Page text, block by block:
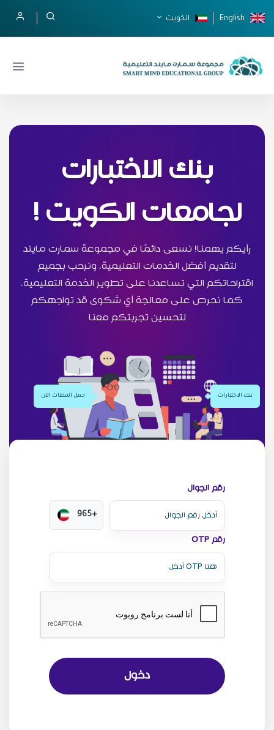
English الكويت
بنك الاختبارات
لجامعات الكويت !
رأيكم يهمنا! نسعى دائمًا في مجموعة سمارت مايند
لتقديم أفضل الخدمات التعليمية، ونرحب بجميع
اقتراحاتكم التي تساعدنا على تطوير الخدمة التعليمية،
كما نحرص على معالجة أي شكوى قد تواجهكم
لتحسين تجربتكم معنا
بنك الاختبارات حمل الملفات الآن
رقم الجوال
+965
رقم OTP
دخول